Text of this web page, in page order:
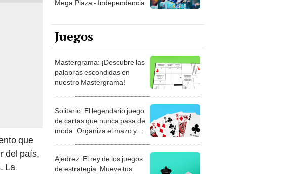
que
del país,
La
Mega Plaza - Independencia
Juegos
Mastergrama: ¡Descubre las
palabras escondidas en
nuestro Mastergrama!
Solitario: El legendario juego
de cartas que nunca pasa de
moda. Organiza el mazo y
Ajedrez: El rey de los juegos
de estrategia. Mueve tus